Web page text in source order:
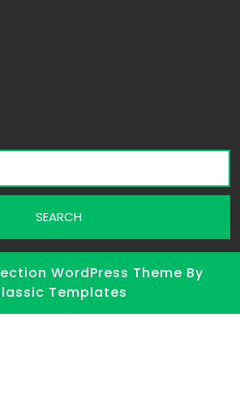
WordPress Theme By
Templates